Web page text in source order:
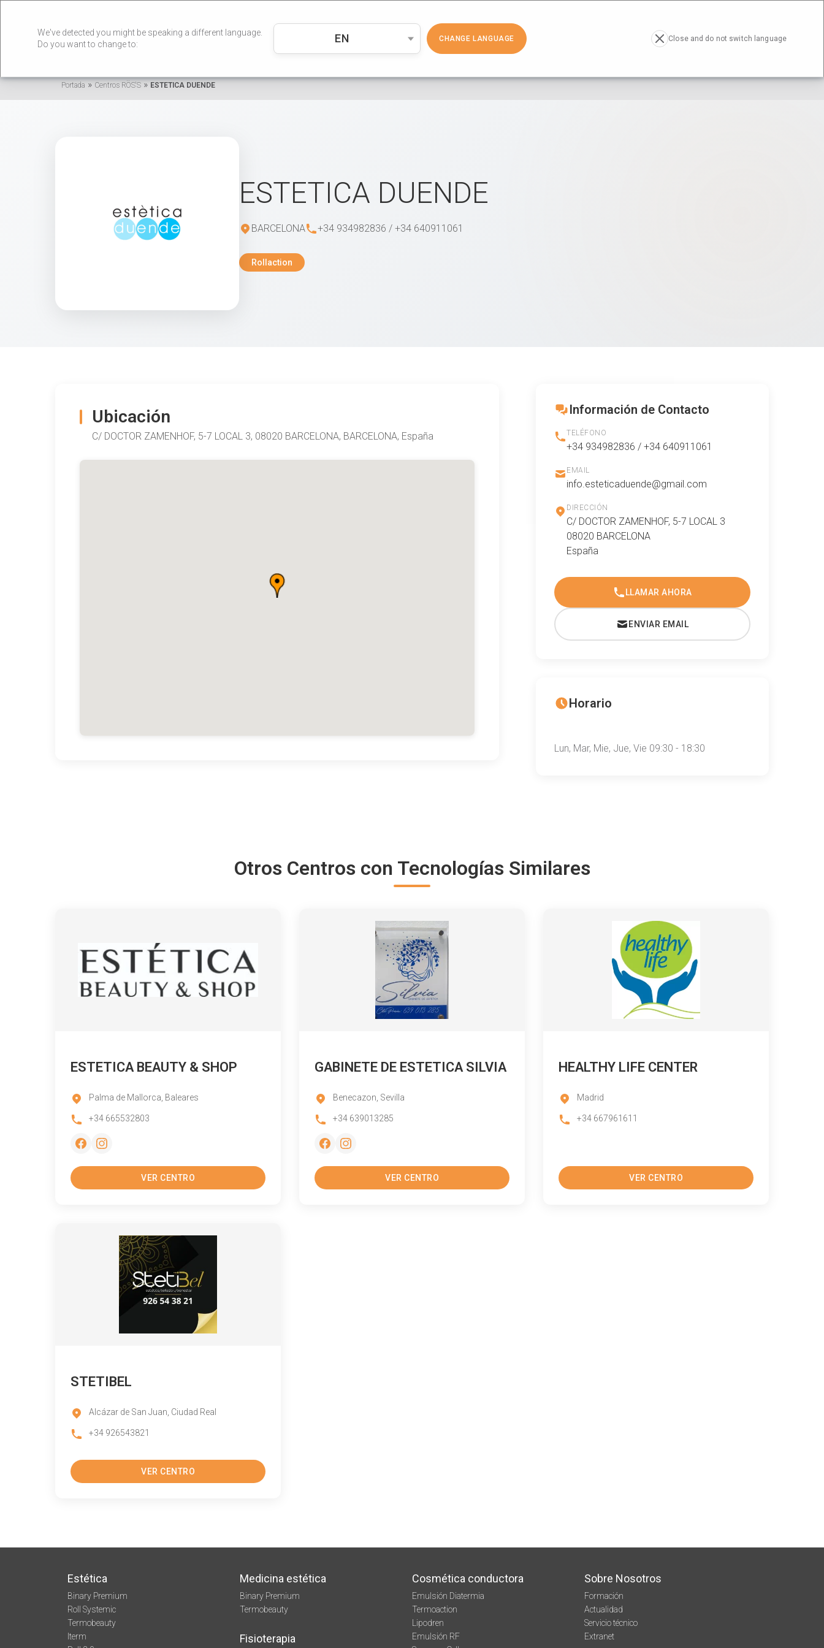
We've detected you might be speaking a different language.
Do you want to change to:
EN CHANGE LANGUAGE Close and do not switch language
COSMÉTICA CONTACTO
Portada»Centros RÖS'S»ESTETICA DUENDE
ESTETICA DUENDE
BARCELONA +34 934982836 / +34 640911061
Rollaction
Ubicación
C/ DOCTOR ZAMENHOF, 5-7 LOCAL 3, 08020 BARCELONA, BARCELONA, España
Información de Contacto
TELÉFONO
+34 934982836 / +34 640911061
EMAIL
info.esteticaduende@gmail.com
DIRECCIÓN
C/ DOCTOR ZAMENHOF, 5-7 LOCAL 3
08020 BARCELONA
España
LLAMAR AHORA
ENVIAR EMAIL
Horario
Lun, Mar, Mie, Jue, Vie 09:30 - 18:30
Otros Centros con Tecnologías Similares
ESTETICA BEAUTY & SHOP
Palma de Mallorca, Baleares
+34 665532803
VER CENTRO
GABINETE DE ESTETICA SILVIA
Benecazon, Sevilla
+34 639013285
VER CENTRO
HEALTHY LIFE CENTER
Madrid
+34 667961611
VER CENTRO
STETIBEL
Alcázar de San Juan, Ciudad Real
+34 926543821
VER CENTRO
Estética
Binary Premium
Roll Systemic
Termobeauty
Iterm
Medicina estética
Binary Premium
Termobeauty
Fisioterapia
Cosmética conductora
Emulsión Diatermia
Termoaction
Lipodren
Emulsión RF
Sobre Nosotros
Formación
Actualidad
Servicio técnico
Extranet